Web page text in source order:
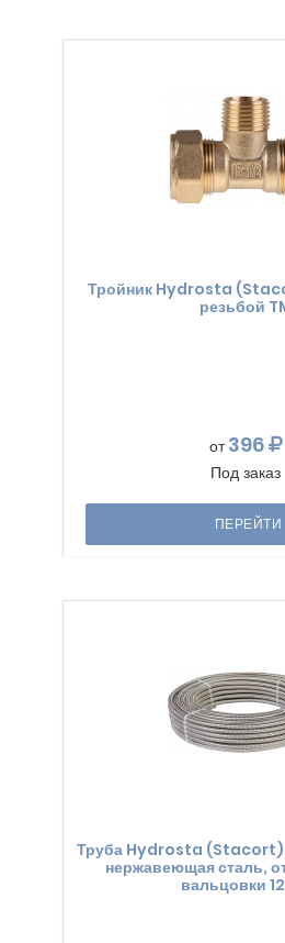
Тройник Hydrosta
резьбой
от396
Под заказ
ПЕРЕЙТИ
Труба Hydrosta (Stacort)
нержавеющая сталь,
вальцовки